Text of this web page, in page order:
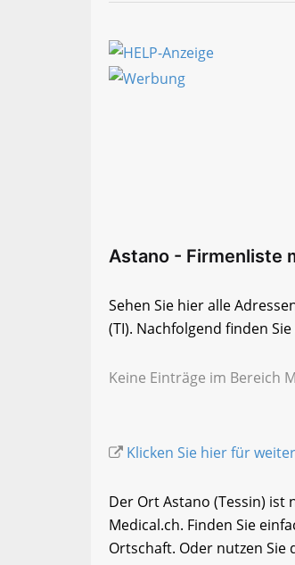
Astano - Firmenliste
Sehen Sie hier alle
(TI). Nachfolgend finden
Keine Einträge im Bereich
Klicken Sie hier für
Der Ort Astano (Tessin) ist
Medical.ch. Finden Sie
Ortschaft. Oder nutzen Sie